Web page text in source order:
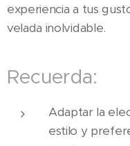
experiencia a tus
velada inolvidable.
Recuerda:
Adaptar la
estilo y